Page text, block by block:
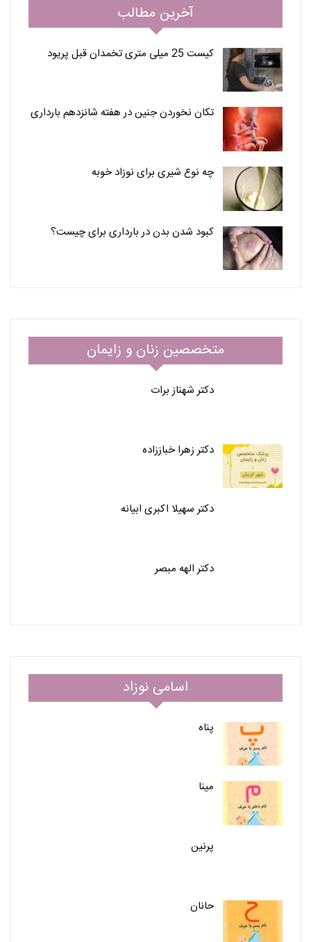
آخرین مطالب
کیست 25 میلی متری تخمدان قبل پریود
تکان نخوردن جنین در هفته شانزدهم بارداری
چه نوع شیری برای نوزاد خوبه
کبود شدن بدن در بارداری برای چیست؟
متخصصین زنان و زایمان
دکتر شهناز برات
دکتر زهرا خباززاده
دکتر سهیلا اکبری ابیانه
دکتر الهه مبصر
اسامی نوزاد
پناه
مینا
پرنین
حانان